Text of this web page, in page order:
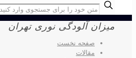
میزان آلودگی نوری تهران
صفحه نخست
مقالات